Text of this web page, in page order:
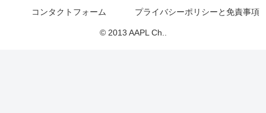
コンタクトフォーム
プライバシーポリシーと免責事項
© 2013 AAPL Ch..